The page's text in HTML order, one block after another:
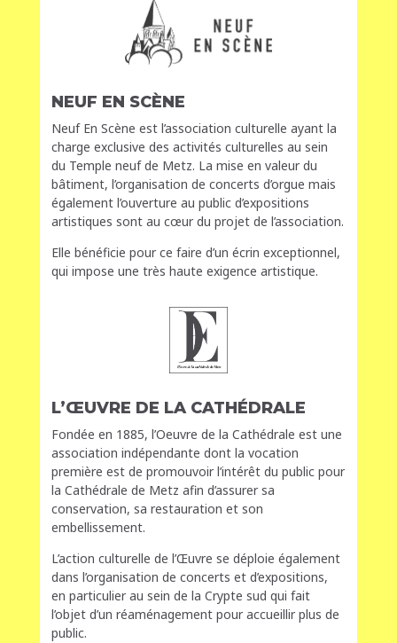
NEUF EN SCÈNE
Neuf En Scène est l’association culturelle ayant la
charge exclusive des activités culturelles au sein
du Temple neuf de Metz. La mise en valeur du
bâtiment, l’organisation de concerts d’orgue mais
également l’ouverture au public d’expositions
artistiques sont au cœur du projet de l’association.
Elle bénéficie pour ce faire d’un écrin exceptionnel,
qui impose une très haute exigence artistique.
L’ŒUVRE DE LA CATHÉDRALE
Fondée en 1885, l’Oeuvre de la Cathédrale est une
association indépendante dont la vocation
première est de promouvoir l’intérêt du public pour
la Cathédrale de Metz afin d’assurer sa
conservation, sa restauration et son
embellissement.
L’action culturelle de l’Œuvre se déploie également
dans l’organisation de concerts et d’expositions,
en particulier au sein de la Crypte sud qui fait
l’objet d’un réaménagement pour accueillir plus de
public.